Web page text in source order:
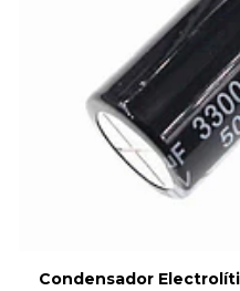
Condensador